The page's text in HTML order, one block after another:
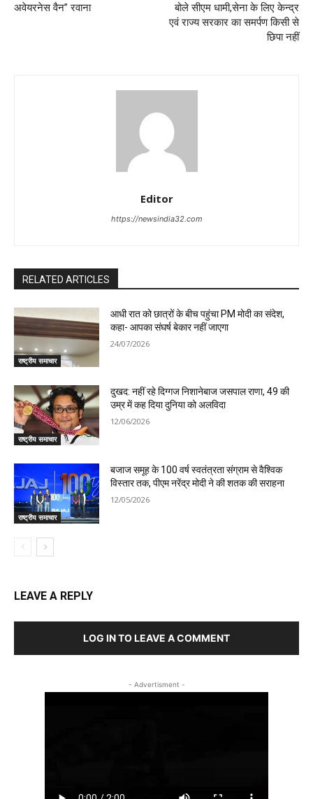
अवेयरनेस वैन” रवाना
बोले सीएम धामी,सेना के लिए केन्द्र
एवं राज्य सरकार का समर्पण किसी से
छिपा नहीं
Editor
https://newsindia32.com
RELATED ARTICLES
राष्ट्रीय समाचार
आधी रात को छात्रों के बीच पहुंचा PM मोदी का संदेश,
कहा- आपका संघर्ष बेकार नहीं जाएगा
24/07/2026
राष्ट्रीय समाचार
दुखद: नहीं रहे दिग्गज निशानेबाज जसपाल राणा, 49 की
उम्र में कह दिया दुनिया को अलविदा
12/06/2026
राष्ट्रीय समाचार
बजाज समूह के 100 वर्ष स्वतंत्रता संग्राम से वैश्विक
विस्तार तक, पीएम नरेंद्र मोदी ने की शतक की सराहना
12/05/2026
LEAVE A REPLY
LOG IN TO LEAVE A COMMENT
- Advertisment -